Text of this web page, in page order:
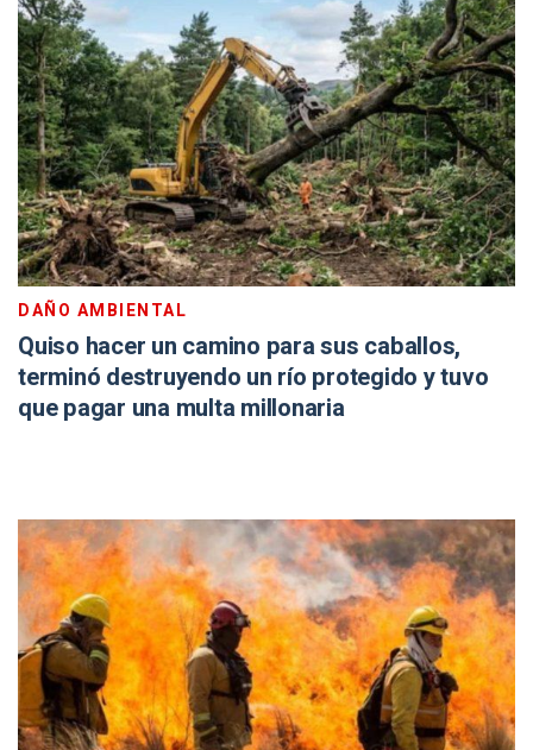
DAÑO AMBIENTAL
Quiso hacer un camino para sus caballos,
terminó destruyendo un río protegido y tuvo
que pagar una multa millonaria